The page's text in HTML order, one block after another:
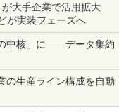
が大手企業で活用拡大
が実装フェーズへ
中核」に――データ集約
の生産ライン構成を自動